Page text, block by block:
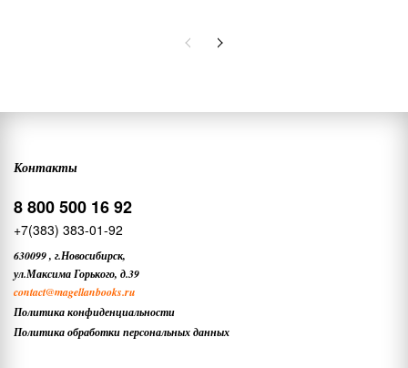
Контакты
8 800 500 16 92
+7(383) 383-01-92
630099, г.Новосибирск,
ул.Максима Горького, д.39
contact@magellanbooks.ru
Политика конфиденциальности
Политика обработки персональных данных